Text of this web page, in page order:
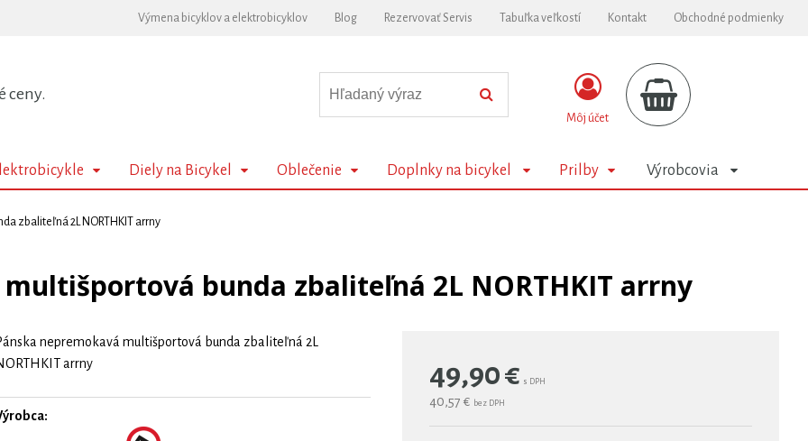
ceny.
Výmena bicyklov a elektrobicyklov Blog Rezervovať Servis Tabuľka veľkostí Kontakt Obchodné podmienky
Môj účet
Diely na Bicykel Oblečenie Doplnky na bicykel Prilby Výrobcovia
zbaliteľná 2L NORTHKIT arrny
bunda zbaliteľná 2L NORTHKIT arrny
49,90€ s DPH
40,57 € bez DPH
nepremokavá multišportová bunda zbaliteľná 2L
arrny